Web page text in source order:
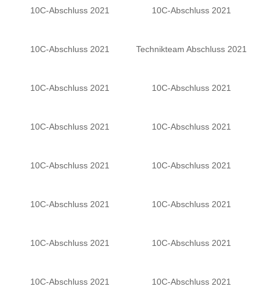
10C-Abschluss 2021 10C-Abschluss 2021
10C-Abschluss 2021 Technikteam Abschluss 2021
10C-Abschluss 2021 10C-Abschluss 2021
10C-Abschluss 2021 10C-Abschluss 2021
10C-Abschluss 2021 10C-Abschluss 2021
10C-Abschluss 2021 10C-Abschluss 2021
10C-Abschluss 2021 10C-Abschluss 2021
10C-Abschluss 2021 10C-Abschluss 2021